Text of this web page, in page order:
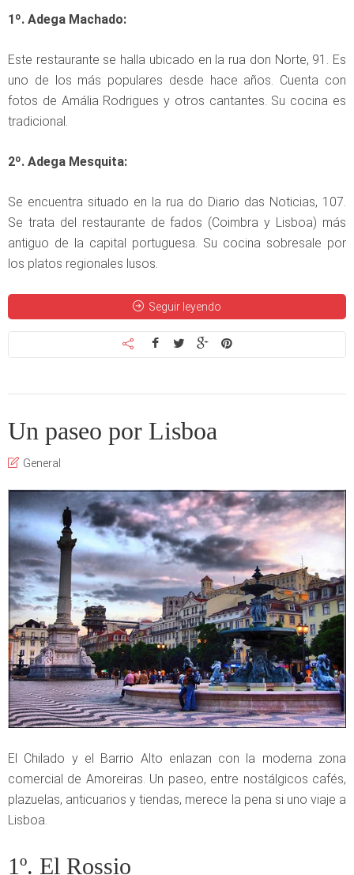
1º. Adega Machado:
Este restaurante se halla ubicado en la rua don Norte, 91. Es
uno de los más populares desde hace años. Cuenta con
fotos de Amália Rodrigues y otros cantantes. Su cocina es
tradicional.
2º. Adega Mesquita:
Se encuentra situado en la rua do Diario das Noticias, 107.
Se trata del restaurante de fados (Coimbra y Lisboa) más
antiguo de la capital portuguesa. Su cocina sobresale por
los platos regionales lusos.
Seguir leyendo
Un paseo por Lisboa
General
El Chilado y el Barrio Alto enlazan con la moderna zona
comercial de Amoreiras. Un paseo, entre nostálgicos cafés,
plazuelas, anticuarios y tiendas, merece la pena si uno viaje a
Lisboa.
1º. El Rossio